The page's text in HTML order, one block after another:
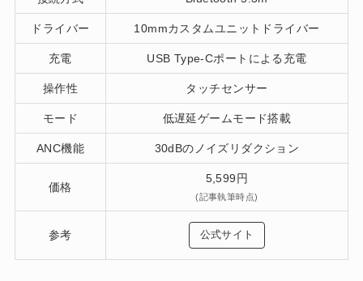
ドライバー 10mmカスタムユニットドライバー
充電 USB Type-Cポートによる充電
操作性 タッチセンサー
モード 低遅延ゲームモード搭載
ANC機能 30dBのノイズリダクション
価格
5,599円
(記事執筆時点)
参考 公式サイト